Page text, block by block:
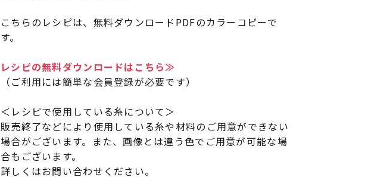
こちらのレシピは、無料ダウンロードPDFのカラーコピーで
す。
レシピの無料ダウンロードはこちら≫
（ご利用には簡単な会員登録が必要です）
＜レシピで使用している糸について＞
販売終了などにより使用している糸や材料のご用意ができない
場合がございます。また、画像とは違う色でご用意が可能な場
合もございます。
詳しくはお問い合わせください。